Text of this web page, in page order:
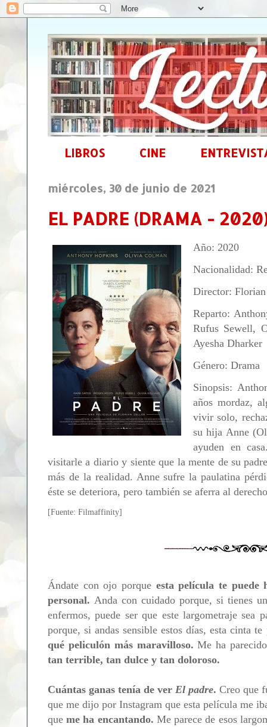
LIBROS CINE
miércoles, 30 de junio de 2021
EL PADRE (DRAMA -
Año: 2020
Nacionalidad:
Director:
Reparto:
Rufus Sewell,
Ayesha Dharker
Género: Drama
Sinopsis:
años mordaz,
vivir solo,
su hija Anne
ayuden en
visitarle a diario y siente que la mente de su
más de la realidad. Anne sufre la paulatina
éste se deteriora, pero también se aferra al
[Fuente: Filmaffinity]
Ándate con ojo porque esta película te
personal. Anda con cuidado porque, si tienes
enfermos, puede ser que este largometraje
porque, si andas sensible estos días, estacinta te
qué peliculón más maravilloso.Me ha
tan terrible, tan dulce y tan doloroso.
Cuántas ganas tenía de ver El padre. Creo que
que me dijo por Instagram que esta película me
queme ha encantando. Me parece de esos